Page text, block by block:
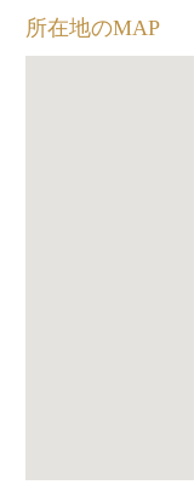
所在地のMAP